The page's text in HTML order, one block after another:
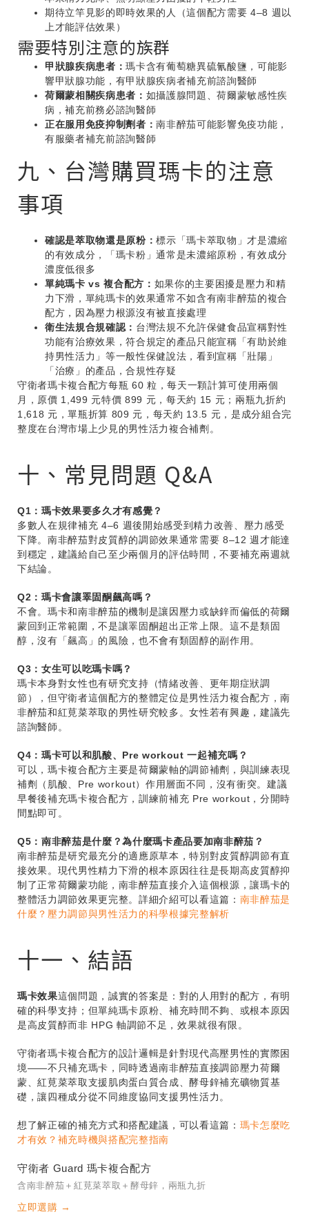
期待立竿見影的即時效果的人（這個配方需要 4–8 週以
上才能評估效果）
需要特別注意的族群
甲狀腺疾病患者：瑪卡含有葡萄糖異硫氰酸鹽，可能影
響甲狀腺功能，有甲狀腺疾病者補充前諮詢醫師
荷爾蒙相關疾病患者： 如攝護腺問題、荷爾蒙敏感性疾
病，補充前務必諮詢醫師
正在服用免疫抑制劑者：南非醉茄可能影響免疫功能，
有服藥者補充前諮詢醫師
九、台灣購買瑪卡的注意
事項
確認是萃取物還是原粉：標示「瑪卡萃取物」才是濃縮
的有效成分，「瑪卡粉」通常是未濃縮原粉，有效成分
濃度低很多
單純瑪卡 vs 複合配方： 如果你的主要困擾是壓力和精
力下滑，單純瑪卡的效果通常不如含有南非醉茄的複合
配方，因為壓力根源沒有被直接處理
衛生法規合規確認： 台灣法規不允許保健食品宣稱對性
功能有治療效果，符合規定的產品只能宣稱「有助於維
持男性活力」等一般性保健說法，看到宣稱「壯陽」
「治療」的產品，合規性存疑
守衛者瑪卡複合配方每瓶 60 粒，每天一顆計算可使用兩個
月，原價 1,499 元特價 899 元，每天約 15 元；兩瓶九折約
1,618 元，單瓶折算 809 元，每天約 13.5 元，是成分組合完
整度在台灣市場上少見的男性活力複合補劑。
十、常見問題 Q&A
Q1：瑪卡效果要多久才有感覺？
多數人在規律補充 4–6 週後開始感受到精力改善、壓力感受
下降。南非醉茄對皮質醇的調節效果通常需要 8–12 週才能達
到穩定，建議給自己至少兩個月的評估時間，不要補充兩週就
下結論。
Q2：瑪卡會讓睪固酮飆高嗎？
不會。瑪卡和南非醉茄的機制是讓因壓力或缺鋅而偏低的荷爾
蒙回到正常範圍，不是讓睪固酮超出正常上限。這不是類固
醇，沒有「飆高」的風險，也不會有類固醇的副作用。
Q3：女生可以吃瑪卡嗎？
瑪卡本身對女性也有研究支持（情緒改善、更年期症狀調
節），但守衛者這個配方的整體定位是男性活力複合配方，南
非醉茄和紅莧菜萃取的男性研究較多。女性若有興趣，建議先
諮詢醫師。
Q4：瑪卡可以和肌酸、Pre workout 一起補充嗎？
可以，瑪卡複合配方主要是荷爾蒙軸的調節補劑，與訓練表現
補劑（肌酸、Pre workout）作用層面不同，沒有衝突。建議
早餐後補充瑪卡複合配方，訓練前補充 Pre workout，分開時
間點即可。
Q5：南非醉茄是什麼？為什麼瑪卡產品要加南非醉茄？
南非醉茄是研究最充分的適應原草本，特別對皮質醇調節有直
接效果。現代男性精力下滑的根本原因往往是長期高皮質醇抑
制了正常荷爾蒙功能，南非醉茄直接介入這個根源，讓瑪卡的
整體活力調節效果更完整。詳細介紹可以看這篇： 南非醉茄是
什麼？壓力調節與男性活力的科學根據完整解析
十一、結語
瑪卡效果這個問題，誠實的答案是：對的人用對的配方，有明
確的科學支持；但單純瑪卡原粉、補充時間不夠、或根本原因
是高皮質醇而非 HPG 軸調節不足，效果就很有限。
守衛者瑪卡複合配方的設計邏輯是針對現代高壓男性的實際困
境——不只補充瑪卡，同時透過南非醉茄直接調節壓力荷爾
蒙、紅莧菜萃取支援肌肉蛋白質合成、酵母鋅補充礦物質基
礎，讓四種成分從不同維度協同支援男性活力。
想了解正確的補充方式和搭配建議，可以看這篇： 瑪卡怎麼吃
才有效？補充時機與搭配完整指南
守衛者 Guard 瑪卡複合配方
含南非醉茄＋紅莧菜萃取＋酵母鋅，兩瓶九折
立即選購 →